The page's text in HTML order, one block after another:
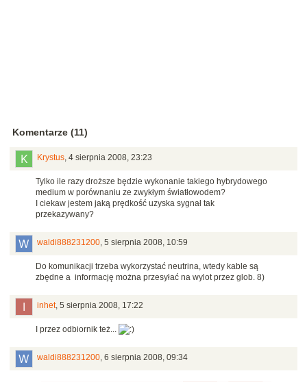
Komentarze (11)
Krystus, 4 sierpnia 2008, 23:23
Tylko ile razy droższe będzie wykonanie takiego hybrydowego
medium w porównaniu ze zwykłym światłowodem?
I ciekaw jestem jaką prędkość uzyska sygnał tak
przekazywany?
waldi888231200, 5 sierpnia 2008, 10:59
Do komunikacji trzeba wykorzystać neutrina, wtedy kable są
zbędne a informację można przesyłać na wylot przez glob. 8)
inhet, 5 sierpnia 2008, 17:22
I przez odbiornik też...
waldi888231200, 6 sierpnia 2008, 09:34